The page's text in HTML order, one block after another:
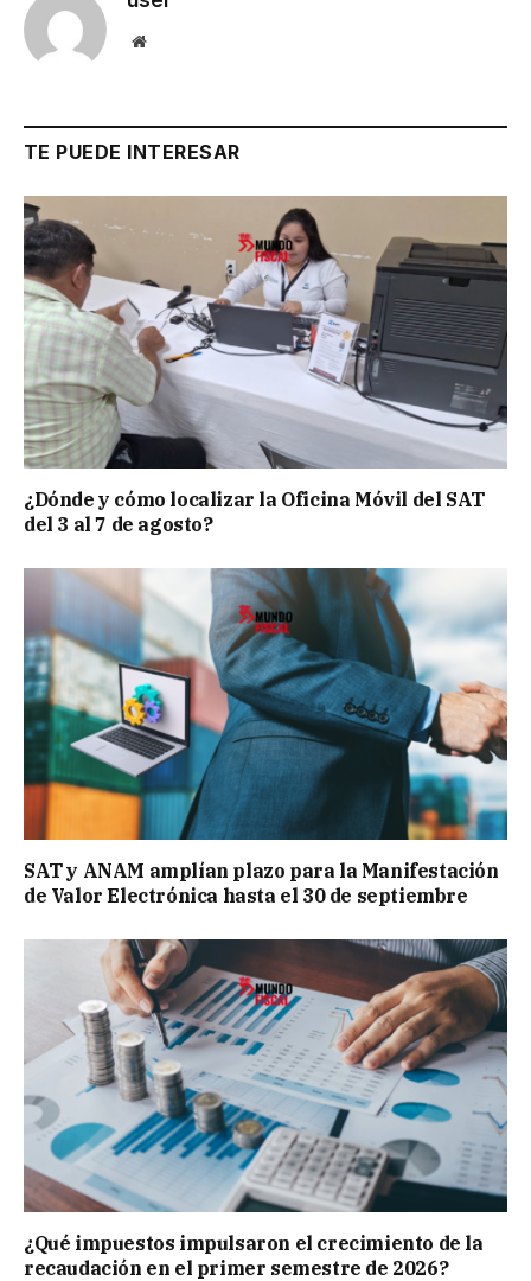
Website
TE PUEDE INTERESAR
¿Dónde y cómo localizar la Oficina Móvil del SAT
del 3 al 7 de agosto?
SAT y ANAM amplían plazo para la Manifestación
de Valor Electrónica hasta el 30 de septiembre
¿Qué impuestos impulsaron el crecimiento de la
recaudación en el primer semestre de 2026?